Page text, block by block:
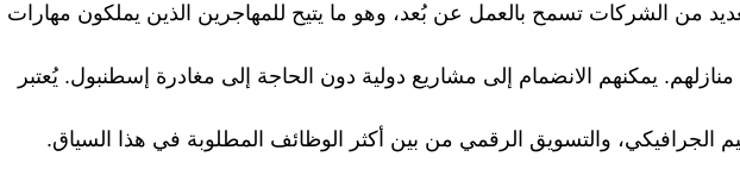
من الشركات تسمح بالعمل عن بُعد، وهو ما يتيح للمهاجرين الذين يملكون مهارات
منازلهم. يمكنهم الانضمام إلى مشاريع دولية دون الحاجة إلى مغادرة إسطنبول. يُعتبر
الجرافيكي، والتسويق الرقمي من بين أكثر الوظائف المطلوبة في هذا السياق.